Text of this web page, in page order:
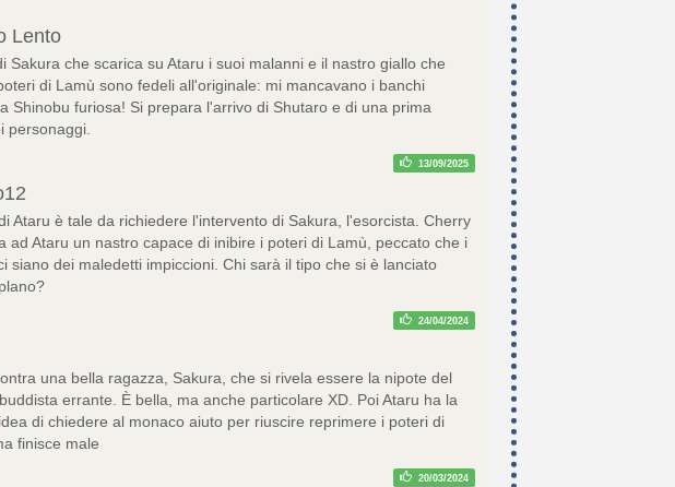
Lento
Sakura che scarica su Ataru i suoi malanni e il nastro giallo che
di Lamù sono fedeli all'originale: mi mancavano i banchi
Shinobu furiosa! Si prepara l'arrivo di Shutaro e di una prima
personaggi.
13/09/2025
Ataru è tale da richiedere l'intervento di Sakura, l'esorcista. Cherry
ad Ataru un nastro capace di inibire i poteri di Lamù, peccato che i
siano dei maledetti impiccioni. Chi sarà il tipo che si è lanciato
24/04/2024
una bella ragazza, Sakura, che si rivela essere la nipote del
errante. È bella, ma anche particolare XD. Poi Ataru ha la
di chiedere al monaco aiuto per riuscire reprimere i poteri di
finisce male
20/03/2024